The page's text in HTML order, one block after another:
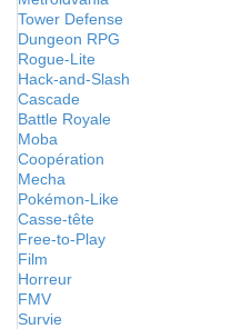
Tower Defense
Dungeon RPG
Rogue-Lite
Hack-and-Slash
Cascade
Battle Royale
Moba
Coopération
Mecha
Pokémon-Like
Casse-tête
Free-to-Play
Film
Horreur
FMV
Survie